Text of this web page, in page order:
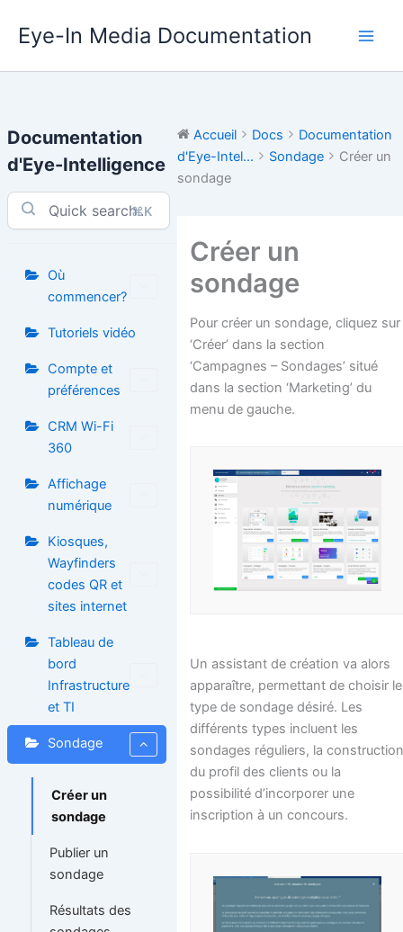
contenu
Eye-In Media Documentation
Documentation
d'Eye-Intelligence
⌘K
Où
commencer?
Tutoriels vidéo
Compte et
préférences
CRM Wi-Fi
360
Affichage
numérique
Kiosques,
Wayfinders
codes QR et
sites internet
Tableau de
bord
Infrastructure
et TI
Sondage
Créer un
sondage
Publier un
sondage
Résultats des
Accueil Docs
Documentation
d'Eye-Intel...
Sondage
Créer un
sondage
Créer un
sondage
Pour créer un sondage, cliquez sur
‘Créer’ dans la section
‘Campagnes – Sondages’ situé
dans la section ‘Marketing’ du
menu de gauche.
Un assistant de création va alors
apparaître, permettant de choisir le
type de sondage désiré. Les
différents types incluent les
sondages réguliers, la
du profil des clients ou la
possibilité d’incorporer une
inscription à un concours.